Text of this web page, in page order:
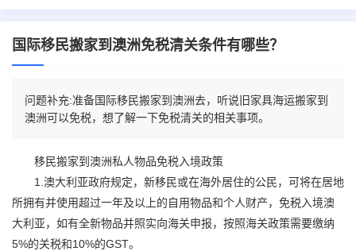
国际移民搬家到澳洲免税清关条件有哪些？
问题补充:准备国际移民搬家到澳洲去，听说旧家具海运搬家到
澳洲可以免税，想了解一下免税清关的相关事项。
移民搬家到澳洲私人物品免税入境政策
1.澳大利亚政府规定，新移民或在海外居住的公民，可将在居地
所拥有并使用超过一年及以上的自用物品和个人财产，免税入境澳
大利亚，如有全新物品并照实向海关申报，按照海关政策需要缴纳
5%的关税和10%的GST。